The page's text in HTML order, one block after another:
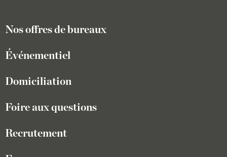
Nos offres de bureaux
Événementiel
Domiciliation
Foire aux questions
Recrutement